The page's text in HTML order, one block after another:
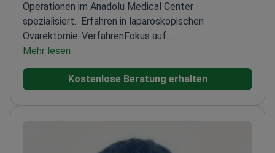
Operationen im Anadolu Medical Center
spezialisiert. Erfahren in laparoskopischen
Ovarektomie-VerfahrenFokus auf
Patientensicherheit und Genesung
führenden medizinischen Einrichtung in der Türkei
Mehr lesen
Kostenlose Beratung erhalten